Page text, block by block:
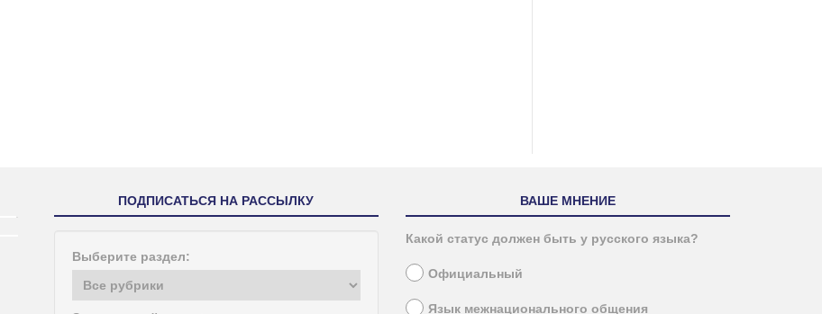
ПОДПИСАТЬСЯ НА РАССЫЛКУ
Выберите раздел:
ВАШЕ МНЕНИЕ
Какой статус должен быть у русского языка?
Официальный
Язык межнационального общения